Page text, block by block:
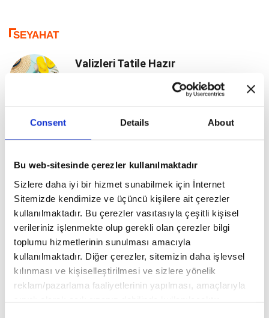
Consent Details About
Bu web-sitesinde çerezler kullanılmaktadır
Sizlere daha iyi bir hizmet sunabilmek için İnternet
Sitemizde kendimize ve üçüncü kişilere ait çerezler
kullanılmaktadır. Bu çerezler vasıtasıyla çeşitli kişisel
verileriniz işlenmekte olup gerekli olan çerezler bilgi
toplumu hizmetlerinin sunulması amacıyla
kullanılmaktadır. Diğer çerezler, sitemizin daha işlevsel
kılınması ve kişiselleştirilmesi ve sizlere yönelik
reklam/pazarlama faaliyetlerinin yapılması, amaçlarıyla
sınırlı olarak açık rızanız dahilinde kullanılacaktır.
SEYAHAT
Valizleri Tatile Hazır
Moda: Yazın Stil Rotaları
OKU Bodrum Kapılarını Açtı
Kalabalıklardan Uzak Bir Ege Masalı:
"Datça"